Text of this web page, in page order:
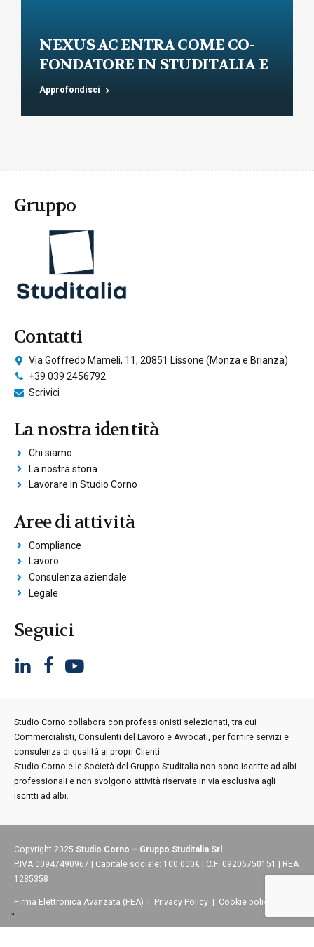
NEXUS AC ENTRA COME CO-
FONDATORE IN STUDITALIA E
AVVIA L’AREA LEGALE DEL
Approfondisci
Gruppo
Contatti
Via Goffredo Mameli, 11, 20851 Lissone (Monza e Brianza)
+39 039 2456792
Scrivici
La nostra identità
Chi siamo
La nostra storia
Lavorare in Studio Corno
Aree di attività
Compliance
Lavoro
Consulenza aziendale
Legale
Seguici
Studio Corno collabora con professionisti selezionati, tra cui
Commercialisti, Consulenti del Lavoro e Avvocati, per fornire servizi e
consulenza di qualità ai propri Clienti.
Studio Corno e le Società del Gruppo Studitalia non sono iscritte ad albi
professionali e non svolgono attività riservate in via esclusiva agli
iscritti ad albi.
Copyright 2025 Studio Corno – Gruppo Studitalia Srl
P.IVA 00947490967 | Capitale sociale: 100.000€ | C.F. 09206750151 | REA
1285358
Firma Elettronica Avanzata (FEA) | Privacy Policy | Cookie policy